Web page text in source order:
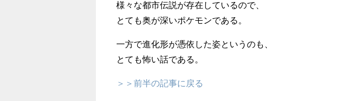
様々な都市伝説が存在しているので、
とても奥が深いポケモンである。
一方で進化形が憑依した姿というのも、
とても怖い話である。
＞＞前半の記事に戻る